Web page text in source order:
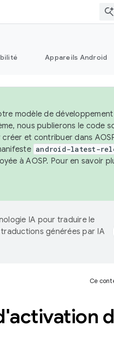
Appareils Android
modèle de
nous publierons le code
et contribuer dans
android-latest-
à AOSP. Pour en savoir
IA pour traduire le
générées par IA
Ce